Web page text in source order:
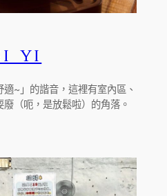
YI
適~」的諧音，這裡有室內區、
（呃，是放鬆啦）的角落。